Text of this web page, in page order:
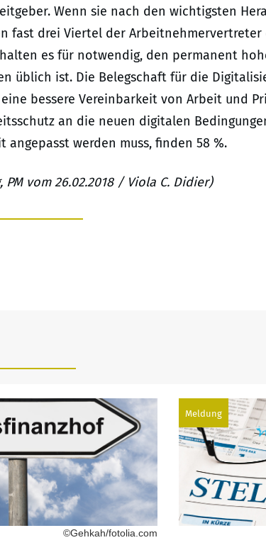
Wenn sie nach den wichtigsten
fast drei Viertel der Arbeitnehmervertreter
es für notwendig, den permanent
üblich ist. Die Belegschaft für die
bessere Vereinbarkeit von Arbeit und
an die neuen digitalen
angepasst werden muss, finden 58 %.
vom 26.02.2018 / Viola C. Didier)
©Gehkah/fotolia.com
Meldung